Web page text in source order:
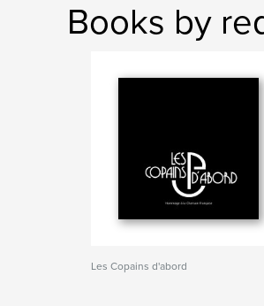
Books by
Les Copains d'abord